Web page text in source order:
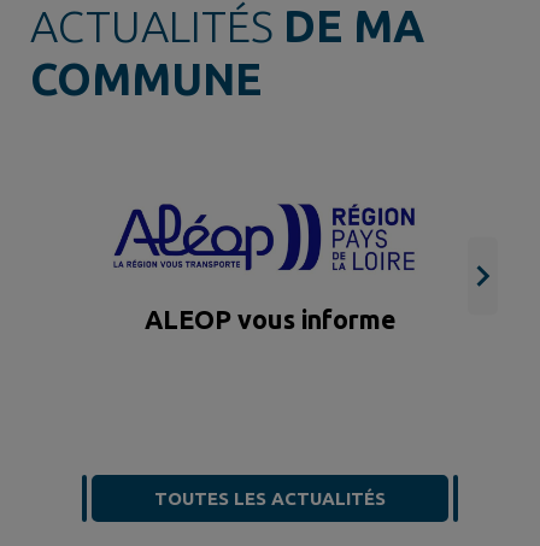
ACTUALITÉS DE MA
COMMUNE
ALEOP vous informe
TOUTES LES ACTUALITÉS